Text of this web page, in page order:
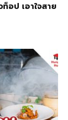
อป เอาใจสาย